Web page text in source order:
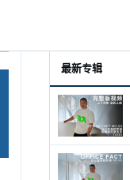
最新专辑